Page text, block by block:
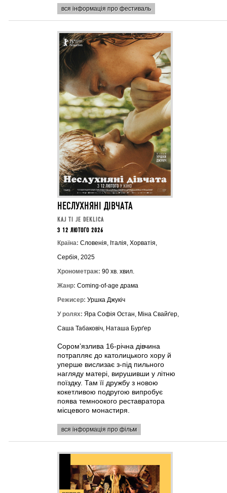
вся інформація про фестиваль
НЕСЛУХНЯНІ ДІВЧАТА
KAJ TI JE DEKLICA
З 12 ЛЮТОГО 2026
Країна: Словенія, Італія, Хорватія,
Сербія, 2025
Хронометраж: 90 хв. хвил.
Жанр: Coming-of-age драма
Режисер: Уршка Джукіч
У ролях: Яра Софія Остан, Міна Свайґер,
Саша Табаковіч, Наташа Бурґер
Сором’язлива 16-річна дівчина
потрапляє до католицького хору й
уперше вислизає з-під пильного
нагляду матері, вирушивши у літню
поїздку. Там її дружбу з новою
кокетливою подругою випробує
поява темноокого реставратора
місцевого монастиря.
вся інформація про фільм